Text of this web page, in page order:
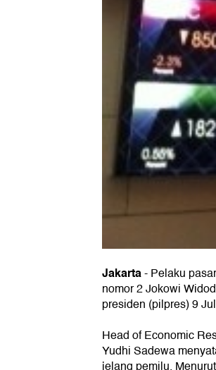
Jakarta-Pelaku
nomor 2 Jokowi
presiden (pilpres) 9
Head of Economic
Yudhi Sadewa